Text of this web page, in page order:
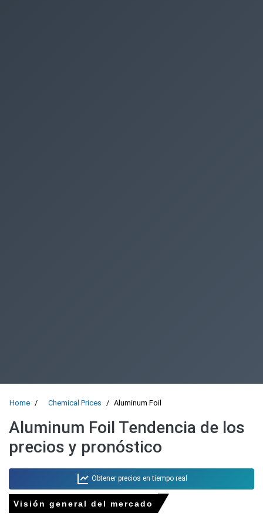
Home Chemical Prices Aluminum Foil
Aluminum Foil Tendencia de los
precios y pronóstico
Obtener precios en tiempo real
Visión general del mercado